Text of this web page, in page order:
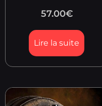
57.00€
Lire la suite